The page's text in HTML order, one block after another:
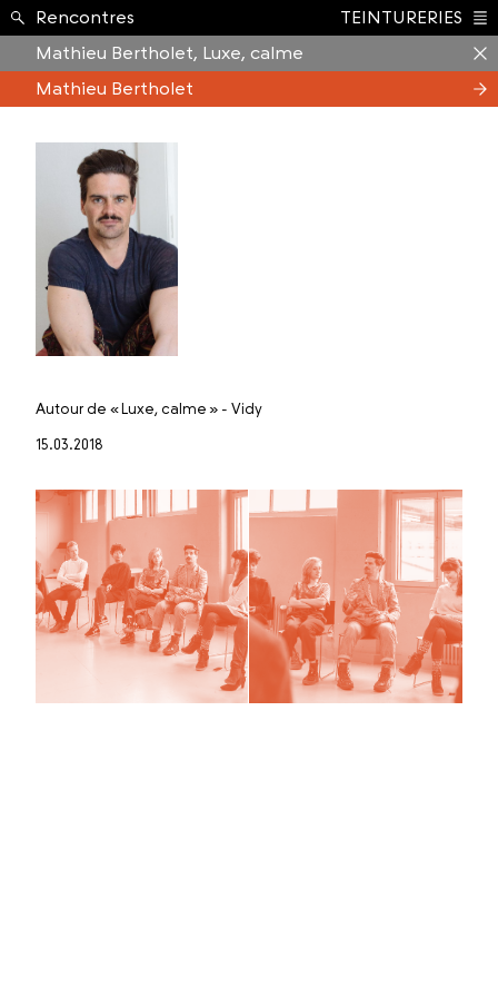
Formation ›
Rencontres
TEINTURERIES
Mathieu Bertholet, Luxe, calme
Mathieu Bertholet
Autour de « Luxe, calme » - Vidy
15.03.2018